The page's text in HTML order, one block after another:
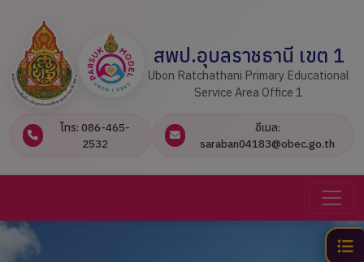
สพป.อุบลราชธานี เขต 1
Ubon Ratchathani Primary Educational
Service Area Office 1
โทร: 086-465-
2532
อีเมล:
saraban04183@obec.go.th